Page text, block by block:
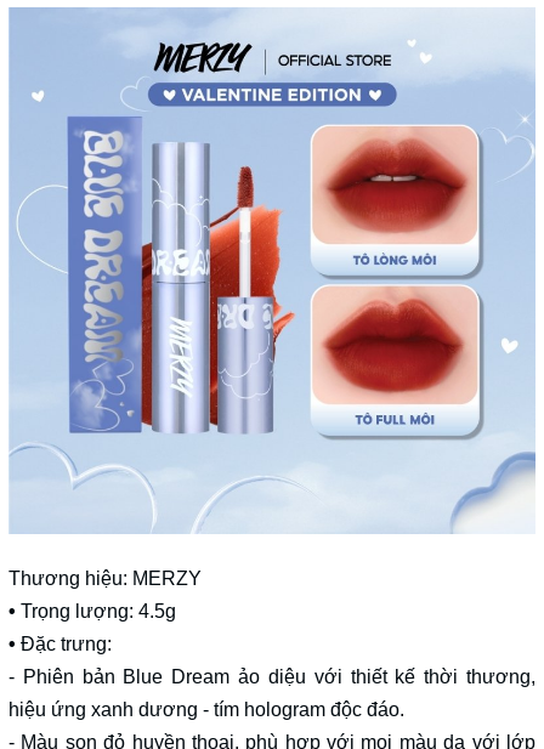
Thương hiệu: MERZY
• Trọng lượng: 4.5g
• Đặc trưng:
- Phiên bản Blue Dream ảo diệu với thiết kế thời thương,
hiệu ứng xanh dương - tím hologram độc đáo.
- Màu son đỏ huyền thoại, phù hợp với mọi màu da với lớp